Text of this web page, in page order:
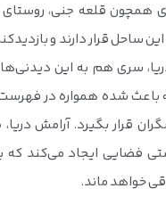
همچون قلعه جنی، روستای
ساحل قرار دارند و
سری هم به این
شده همواره در
قرار بگیرد. آرامش
فضایی ایجاد می‌کند که
خواهد ماند.